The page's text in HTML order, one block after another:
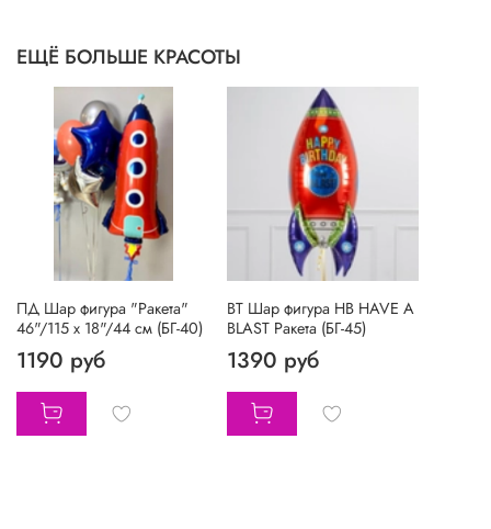
ЕЩЁ БОЛЬШЕ КРАСОТЫ
ПД Шар фигура "Ракета"
46"/115 х 18"/44 см (БГ-40)
1190 руб
BT Шар фигура HB HAVE A
BLAST Ракета (БГ-45)
1390 руб